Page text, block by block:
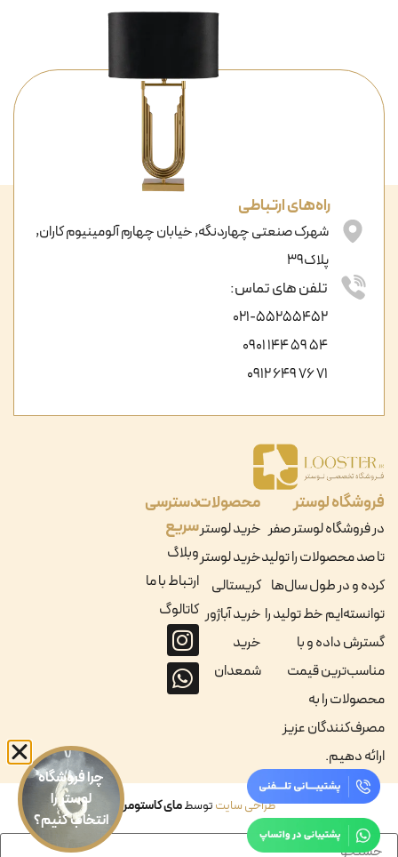
فروشگاه لوستر
در فروشگاه لوستر صفر
تا صد محصولات را تولید
کرده و در طول سال‌ها
توانسته‌ایم خط تولید را
گسترش داده و با
مناسب‌ترین قیمت
محصولات را به
مصرف‌کنندگان عزیز
ارائه دهیم.
محصولات
خرید لوستر
خرید لوستر
کریستالی
خرید آباژور
خرید
شمعدان
دسترسی
سریع
وبلاگ
ارتباط با ما
کاتالوگ
راه‌های ارتباطی
شهرک صنعتی چهاردنگه, خیابان چهارم آلومینیوم کاران,
پلاک39
تلفن های تماس:
021-55255452
54 59 144 0901
71 76 649 0912
طراحی سایتتوسطمای کاستومر
چرا فروشگاه
لوستر را
انتخاب کنیم؟